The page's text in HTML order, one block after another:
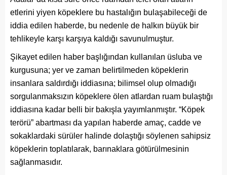
etlerini yiyen köpeklere bu hastalığın bulaşabileceği de
iddia edilen haberde, bu nedenle de halkın büyük bir
tehlikeyle karşı karşıya kaldığı savunulmuştur.
Şikayet edilen haber başlığından kullanılan üsluba ve
kurgusuna; yer ve zaman belirtilmeden köpeklerin
insanlara saldırdığı iddiasına; bilimsel olup olmadığı
sorgulanmaksızın köpeklere ölen atlardan ruam bulaştığı
iddiasına kadar belli bir bakışla yayımlanmıştır. “Köpek
terörü” abartması da yapılan haberde amaç, cadde ve
sokaklardaki sürüler halinde dolaştığı söylenen sahipsiz
köpeklerin toplatılarak, barınaklara götürülmesinin
sağlanmasıdır.